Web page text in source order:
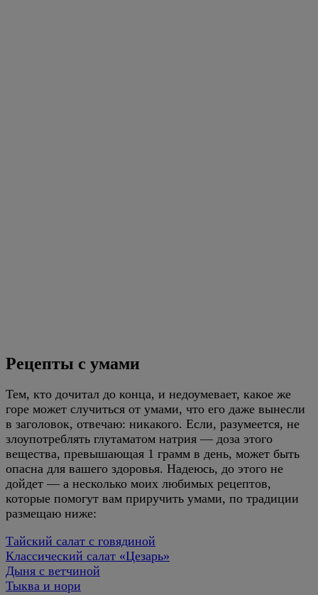
Рецепты с умами
Тем, кто дочитал до конца, и недоумевает, какое же
горе может случиться от умами, что его даже вынесли
в заголовок, отвечаю: никакого. Если, разумеется, не
злоупотреблять глутаматом натрия — доза этого
вещества, превышающая 1 грамм в день, может быть
опасна для вашего здоровья. Надеюсь, до этого не
дойдет — а несколько моих любимых рецептов,
которые помогут вам приручить умами, по традиции
размещаю ниже:
Тайский салат с говядиной
Классический салат «Цезарь»
Дыня с ветчиной
Тыква и нори